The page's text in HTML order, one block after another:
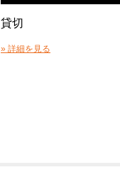
貸切
» 詳細を見る